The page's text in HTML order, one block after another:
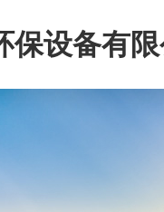
保设备有